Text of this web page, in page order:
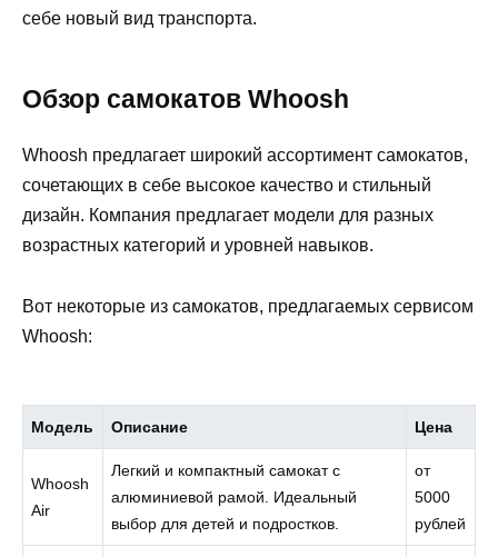
себе новый вид транспорта.
Обзор самокатов Whoosh
Whoosh предлагает широкий ассортимент самокатов,
сочетающих в себе высокое качество и стильный
дизайн. Компания предлагает модели для разных
возрастных категорий и уровней навыков.
Вот некоторые из самокатов, предлагаемых сервисом
Whoosh:
Модель Описание Цена
Whoosh
Air
Легкий и компактный самокат с
алюминиевой рамой. Идеальный
выбор для детей и подростков.
от
5000
рублей